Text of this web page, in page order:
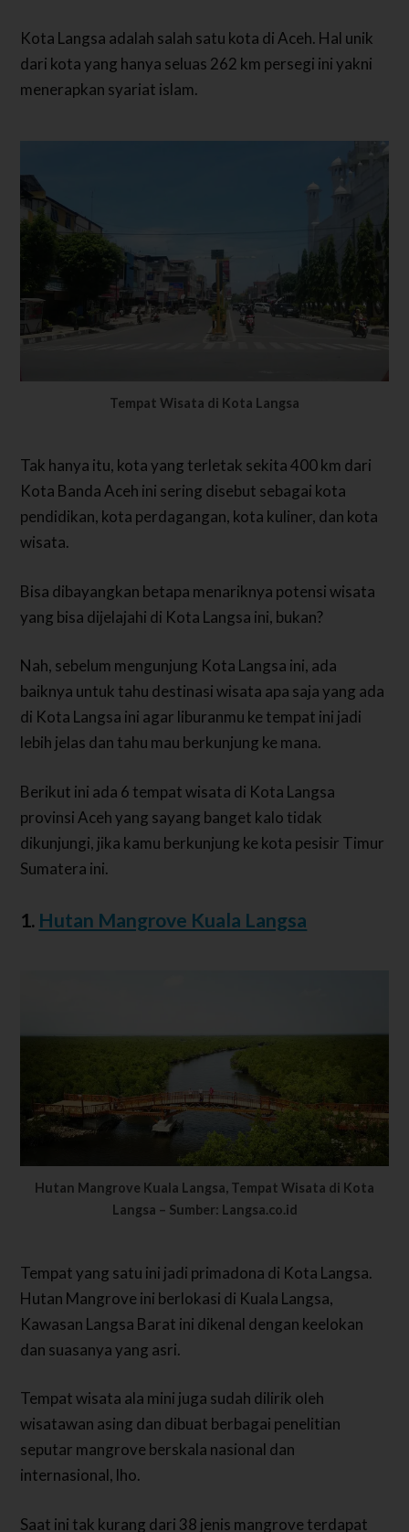
Kota Langsa adalah salah satu kota di Aceh. Hal unik
dari kota yang hanya seluas 262 km persegi ini yakni
menerapkan syariat islam.
Tempat Wisata di Kota Langsa
Tak hanya itu, kota yang terletak sekita 400 km dari
Kota Banda Aceh ini sering disebut sebagai kota
pendidikan, kota perdagangan, kota kuliner, dan kota
wisata.
Bisa dibayangkan betapa menariknya potensi wisata
yang bisa dijelajahi di Kota Langsa ini, bukan?
Nah, sebelum mengunjung Kota Langsa ini, ada
baiknya untuk tahu destinasi wisata apa saja yang ada
di Kota Langsa ini agar liburanmu ke tempat ini jadi
lebih jelas dan tahu mau berkunjung ke mana.
Berikut ini ada 6 tempat wisata di Kota Langsa
provinsi Aceh yang sayang banget kalo tidak
dikunjungi, jika kamu berkunjung ke kota pesisir Timur
Sumatera ini.
1. Hutan Mangrove Kuala Langsa
Hutan Mangrove Kuala Langsa, Tempat Wisata di Kota
Langsa – Sumber: Langsa.co.id
Tempat yang satu ini jadi primadona di Kota Langsa.
Hutan Mangrove ini berlokasi di Kuala Langsa,
Kawasan Langsa Barat ini dikenal dengan keelokan
dan suasanya yang asri.
Tempat wisata ala mini juga sudah dilirik oleh
wisatawan asing dan dibuat berbagai penelitian
seputar mangrove berskala nasional dan
internasional, lho.
Saat ini tak kurang dari 38 jenis mangrove terdapat